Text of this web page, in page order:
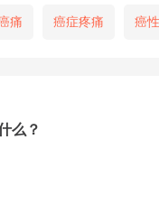
痛 癌症疼痛 癌
么？